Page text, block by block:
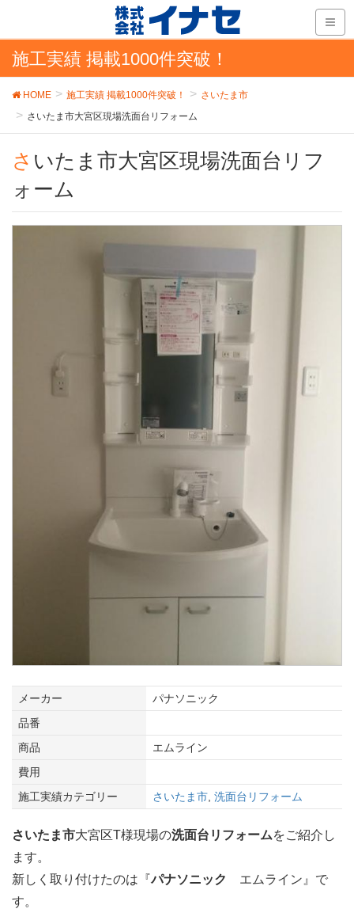
施工実績 掲載1000件突破！
HOME 施工実績 掲載1000件突破！
さいたま市
さいたま市大宮区現場洗面台リフォーム
さいたま市大宮区現場洗面台リフ
ォーム
メーカー
パナソニック
品番
商品
エムライン
費用
施工実績カテゴリー
さいたま市, 洗面台リフォーム
さいたま市大宮区T様現場の洗面台リフォームをご紹介し
ます。
新しく取り付けたのは『パナソニック
エムライン』で
す。